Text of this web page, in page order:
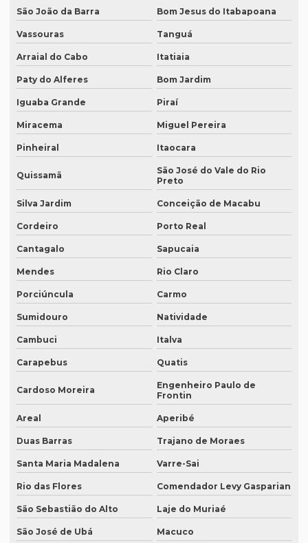
Empresa que traduz textos jurídicos em campinas
Empresa que traduz textos jurídicos em fortaleza
Empresa que transcreve áudios
Empresa que transcreve áudios em curitiba
Empresa que transcreve áudios em porto alegre
Empresa de revisão de textos em espanhol
Empresa de revisão de textos em francês
Empresa de revisão de textos em português
Empresa de revisão de textos técnicos
Empresa de tradução de artigos
Empresa de tradução de artigos em fortaleza
Empresa de tradução de artigos em inglês
Empresa de tradução de artigos no rio de janeiro
Empresa de tradução de artigos em porto alegre
Empresa de tradução de artigos em recife
Empresa de tradução de artigos em sp
Empresa de tradução brasil
Empresa de tradução de documentos
Empresa tradução espanhol
Empresa de tradução especializada
São João da Barra Bom Jesus do Itabapoana
Vassouras Tanguá
Arraial do Cabo Itatiaia
Paty do Alferes Bom Jardim
Iguaba Grande Piraí
Miracema Miguel Pereira
Pinheiral Itaocara
Quissamã
São José do Vale do Rio
Preto
Silva Jardim Conceição de Macabu
Cordeiro Porto Real
Cantagalo Sapucaia
Mendes Rio Claro
Porciúncula Carmo
Sumidouro Natividade
Cambuci Italva
Carapebus Quatis
Cardoso Moreira
Engenheiro Paulo de
Frontin
Areal Aperibé
Duas Barras Trajano de Moraes
Santa Maria Madalena Varre-Sai
Rio das Flores Comendador Levy Gasparian
São Sebastião do Alto Laje do Muriaé
São José de Ubá
Macuco